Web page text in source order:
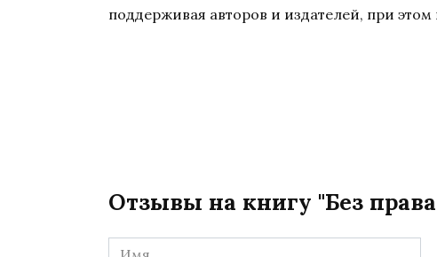
поддерживая авторов и издателей, при этом
Отзывы на книгу "Без
Имя